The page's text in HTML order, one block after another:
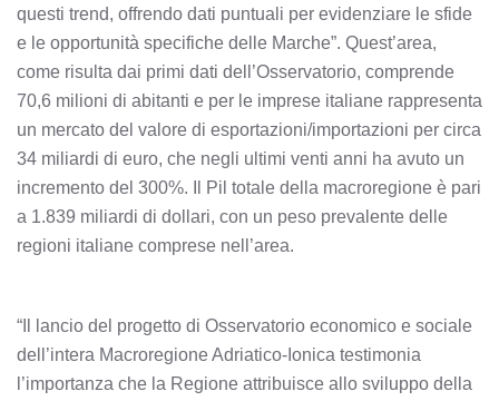
questi trend, offrendo dati puntuali per evidenziare le sfide
e le opportunità specifiche delle Marche”. Quest’area,
come risulta dai primi dati dell’Osservatorio, comprende
70,6 milioni di abitanti e per le imprese italiane rappresenta
un mercato del valore di esportazioni/importazioni per circa
34 miliardi di euro, che negli ultimi venti anni ha avuto un
incremento del 300%. Il Pil totale della macroregione è pari
a 1.839 miliardi di dollari, con un peso prevalente delle
regioni italiane comprese nell’area.
“Il lancio del progetto di Osservatorio economico e sociale
dell’intera Macroregione Adriatico-Ionica testimonia
l’importanza che la Regione attribuisce allo sviluppo della